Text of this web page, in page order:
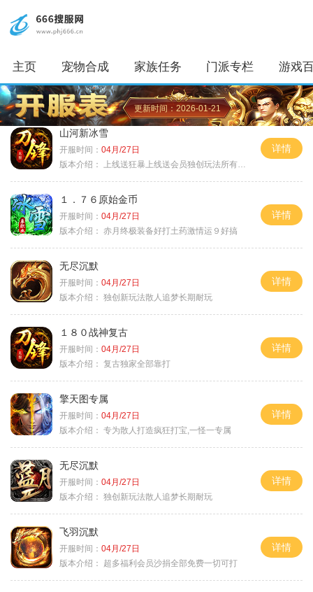
主页 宠物合成 家族任务 门派专栏 游戏
更新时间：2026-01-21
山河新冰雪
开服时间： 04月/27日
版本介绍：
上线送狂暴上线送会员独创玩法所有装备靠
详情
１．７６原始金币
开服时间： 04月/27日
版本介绍： 赤月终极装备好打土药激情运９好搞
详情
无尽沉默
开服时间： 04月/27日
版本介绍： 独创新玩法散人追梦长期耐玩
详情
１８０战神复古
开服时间： 04月/27日
版本介绍： 复古独家全部靠打
详情
擎天图专属
开服时间： 04月/27日
版本介绍： 专为散人打造疯狂打宝,一怪一专属
详情
无尽沉默
开服时间： 04月/27日
版本介绍： 独创新玩法散人追梦长期耐玩
详情
飞羽沉默
开服时间： 04月/27日
版本介绍：
超多福利会员沙捐全部免费一切可打
详情